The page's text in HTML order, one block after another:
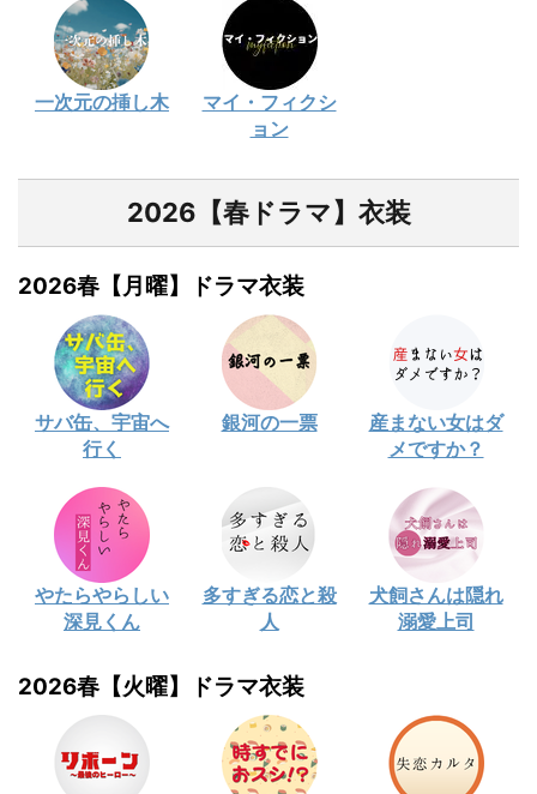
一次元の挿し木
マイ・フィクシ
ョン
2026【春ドラマ】衣装
2026春【月曜】ドラマ衣装
サバ缶、宇宙へ
行く
銀河の一票
産まない女はダ
メですか？
やたらやらしい
深見くん
多すぎる恋と殺
人
犬飼さんは隠れ
溺愛上司
2026春【火曜】ドラマ衣装